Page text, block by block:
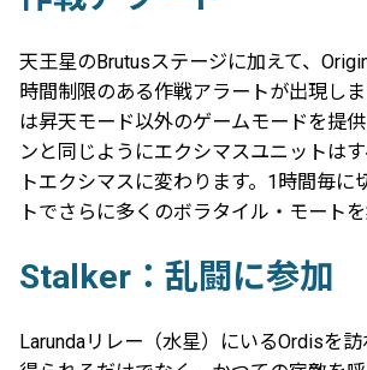
天王星のBrutusステージに加えて、
時間制限のある作戦アラートが出現し
は昇天モード以外のゲームモードを提
ンと同じようにエクシマスユニットは
トエクシマスに変わります。1時間毎に
トでさらに多くのボラタイル・モートを
Stalker：乱闘に参加
Larundaリレー（水星）にいるOrdisを